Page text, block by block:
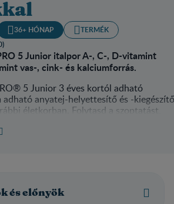
36+ HÓNAP
TERMÉK
5 Junior italpor A-, C-, D-vitamint
vas-, cink- és kalciumforrás.
5 Junior 3 éves kortól adható
adható anyatej-helyettesítő és -kiegészítő
életkorban. Folytasd a szoptatást,
és előnyök